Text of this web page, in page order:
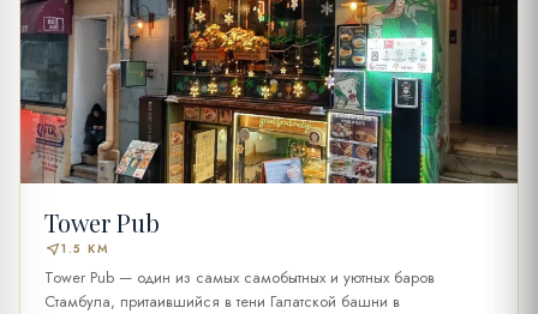
Tower Pub
near_me1.5 KM
Tower Pub — один из самых самобытных и уютных баров
Стамбула, притаившийся в тени Галатской башни в